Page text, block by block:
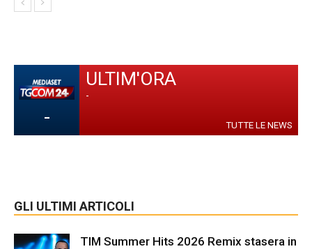
-
ULTIM'ORA
-
TUTTE LE NEWS
GLI ULTIMI ARTICOLI
TIM Summer Hits 2026 Remix stasera in